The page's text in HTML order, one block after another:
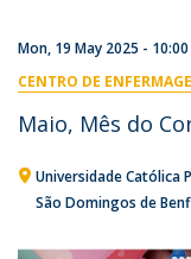
Mon, 19 May 2025 - 10:00
CENTRO DE
Maio, Mês do
Universidade Católica
São Domingos de